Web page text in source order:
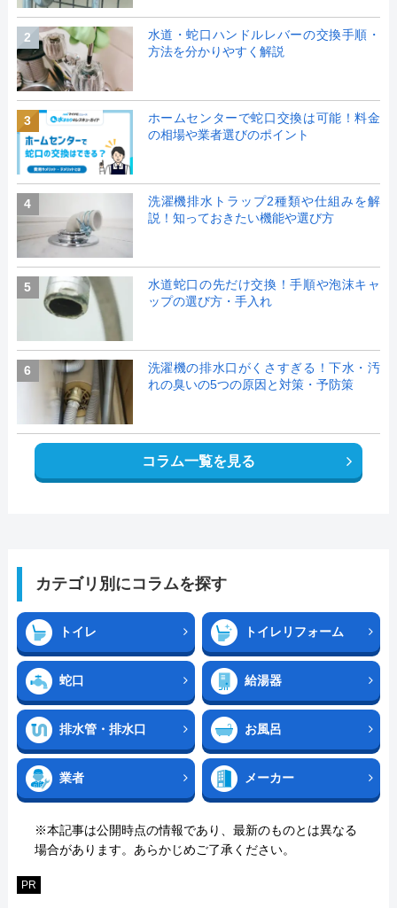
2
水道・蛇口ハンドルレバーの交換手順・
方法を分かりやすく解説
3
ホームセンターで蛇口交換は可能！料金
の相場や業者選びのポイント
4
洗濯機排水トラップ2種類や仕組みを解
説！知っておきたい機能や選び方
5
水道蛇口の先だけ交換！手順や泡沫キャ
ップの選び方・手入れ
6
洗濯機の排水口がくさすぎる！下水・汚
れの臭いの5つの原因と対策・予防策
コラム一覧を見る
カテゴリ別にコラムを探す
トイレ トイレリフォーム
蛇口 給湯器
排水管・排水口 お風呂
業者 メーカー
※本記事は公開時点の情報であり、最新のものとは異なる
場合があります。あらかじめご了承ください。
PR